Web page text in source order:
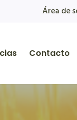
Área de
Contacto